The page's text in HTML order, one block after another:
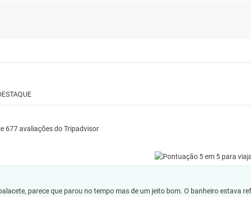
677 avaliações do Tripadvisor
parece que parou no tempo mas de um jeito bom. O banheiro estava